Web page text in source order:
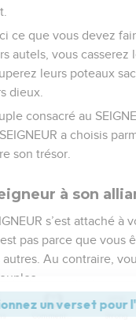
ce que vous devez
autels, vous casserez
leurs poteaux
dieux.
consacré au
a choisis
son trésor.
à son
s’est attaché à
pas parce que vous
Au contraire,
vous aime et il a fait
pourquoi par sa
Commentaires Strong